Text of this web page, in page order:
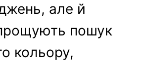
але й
пошук
кольору,